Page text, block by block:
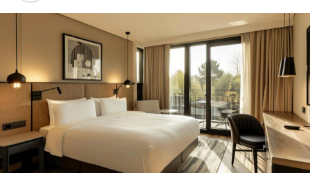
NU RATATI
Nu exista domeniu in Romania in care sa fie implicati
securistii si sa mearga bine – Comisarul de Prahova